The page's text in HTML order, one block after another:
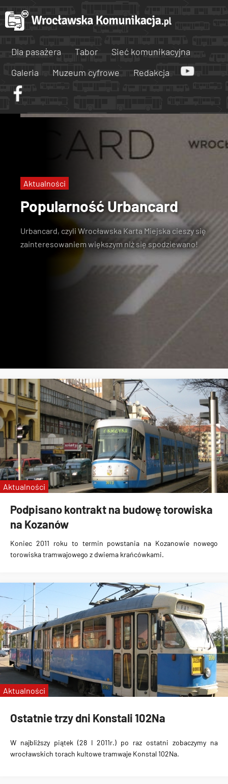
Dla pasażera Tabor
Sieć komunikacyjna
Galeria
Muzeum cyfrowe Redakcja
Popularność Urbancard
Urbancard, czyli Wrocławska Karta Miejska cieszy się
zainteresowaniem większym niż się spodziewano!
Aktualności
Podpisano kontrakt na budowę torowiska
na Kozanów
Koniec 2011 roku to termin powstania na Kozanowie nowego
torowiska tramwajowego z dwiema krańcówkami.
Aktualności
Ostatnie trzy dni Konstali 102Na
W najbliższy piątek (28 I 2011r.) po raz ostatni zobaczymy na
wrocławskich torach kultowe tramwaje Konstal 102Na.
Aktualności